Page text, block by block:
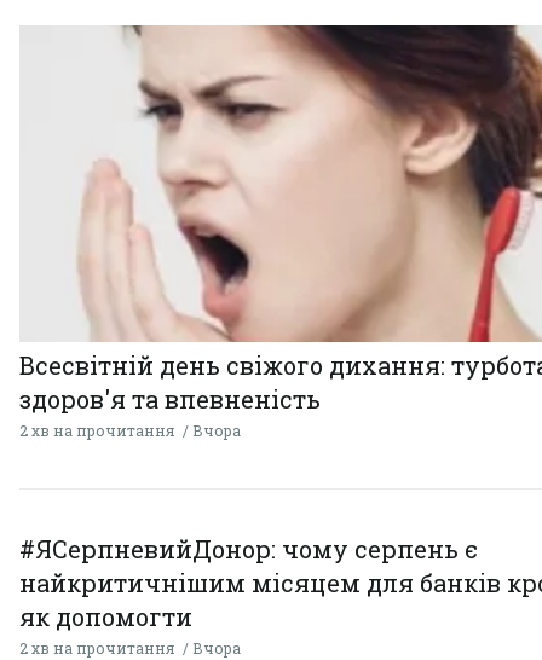
Всесвітній день свіжого дихання:
здоров'я та впевненість
2 хв на прочитання Вчора
#ЯСерпневийДонор: чому серпень є
найкритичнішим місяцем для банків
як допомогти
2 хв на прочитання Вчора